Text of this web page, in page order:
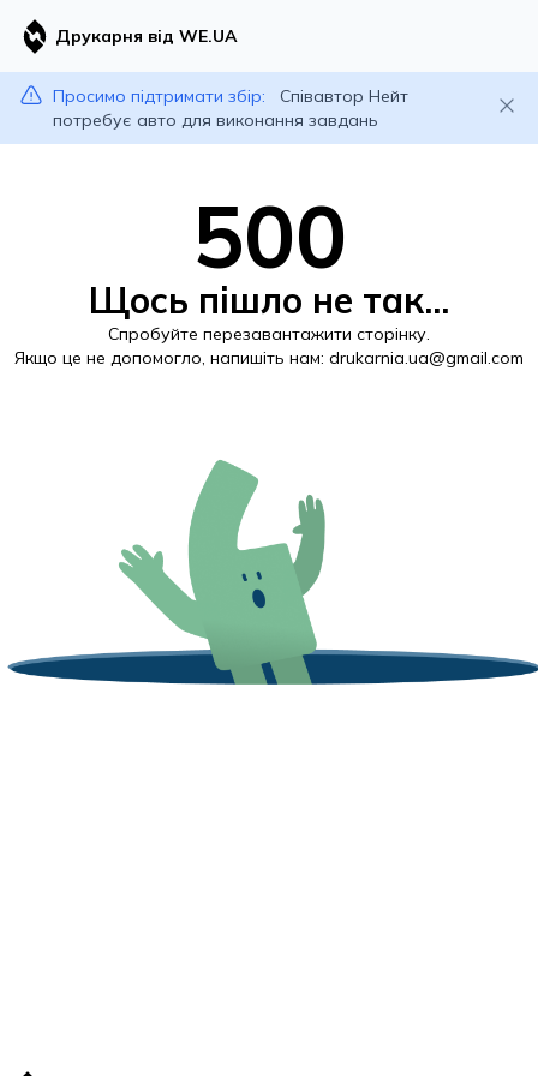
Друкарня від WE.UA
Просимо підтримати збір:
Співавтор Нейт
потребує авто для виконання завдань
500
Щось пішло не так...
Спробуйте перезавантажити сторінку.
Якщо це не допомогло, напишіть нам: drukarnia.ua@gmail.com